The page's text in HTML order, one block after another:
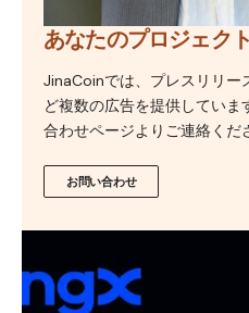
あなたのプロジェク
JinaCoinでは、プレスリリー
ど複数の広告を提供してい
合わせページよりご連絡くだ
お問い合わせ